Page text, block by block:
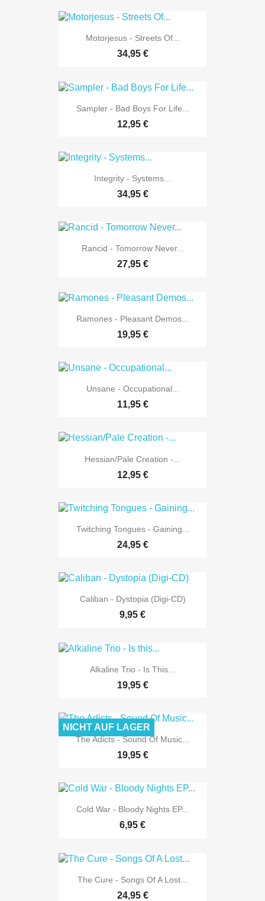
Motorjesus - Streets Of...
34,95 €
Sampler - Bad Boys For Life...
12,95 €
Integrity - Systems...
34,95 €
Rancid - Tomorrow Never...
27,95 €
Ramones - Pleasant Demos...
19,95 €
Unsane - Occupational...
11,95 €
Hessian/Pale Creation -...
12,95 €
Twitching Tongues - Gaining...
24,95 €
Caliban - Dystopia (Digi-CD)
9,95 €
Alkaline Trio - Is This...
19,95 €
The Adicts - Sound Of Music...
19,95 €
NICHT AUF LAGER
Cold War - Bloody Nights EP...
6,95 €
The Cure - Songs Of A Lost...
24,95 €